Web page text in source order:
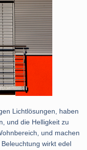
Lichtlösungen, haben
und die Helligkeit zu
und machen
wirkt edel